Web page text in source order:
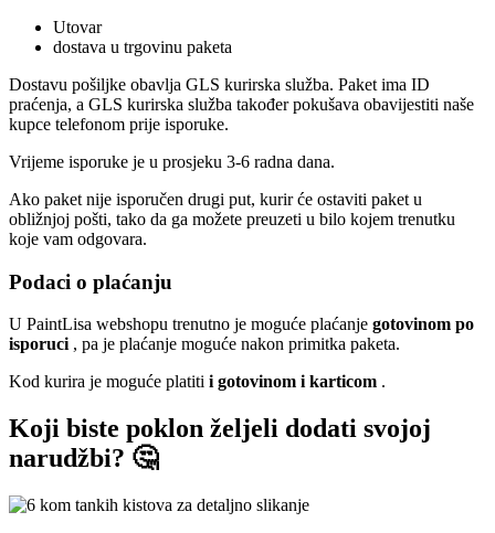
Utovar
dostava u trgovinu paketa
Dostavu pošiljke obavlja GLS kurirska služba. Paket ima ID
praćenja, a GLS kurirska služba također pokušava obavijestiti naše
kupce telefonom prije isporuke.
Vrijeme isporuke je u prosjeku 3-6 radna dana.
Ako paket nije isporučen drugi put, kurir će ostaviti paket u
obližnjoj pošti, tako da ga možete preuzeti u bilo kojem trenutku
koje vam odgovara.
Podaci o plaćanju
U PaintLisa webshopu trenutno je moguće plaćanje gotovinom po
isporuci , pa je plaćanje moguće nakon primitka paketa.
Kod kurira je moguće platiti i gotovinom i karticom .
Koji biste poklon željeli dodati svojoj
narudžbi? 🤔